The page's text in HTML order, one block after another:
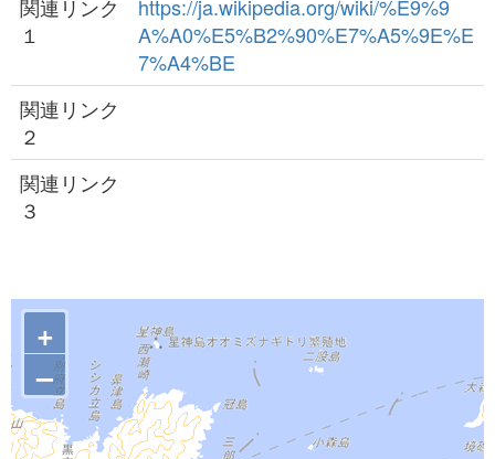
関連リンク
１
https://ja.wikipedia.org/wiki/%E9%9
A%A0%E5%B2%90%E7%A5%9E%E
7%A4%BE
関連リンク
２
関連リンク
３
+
–